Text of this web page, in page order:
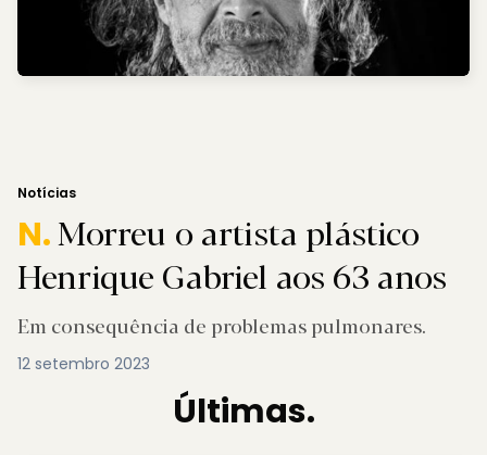
Notícias
N.Morreu o artista plástico
Henrique Gabriel aos 63 anos
Em consequência de problemas pulmonares.
12 setembro 2023
Últimas.